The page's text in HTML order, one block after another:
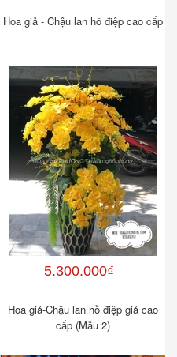
Hoa giả - Chậu lan hồ điệp cao cấp
5.300.000₫
Hoa giả-Chậu lan hồ điệp giả cao
cấp (Mẫu 2)